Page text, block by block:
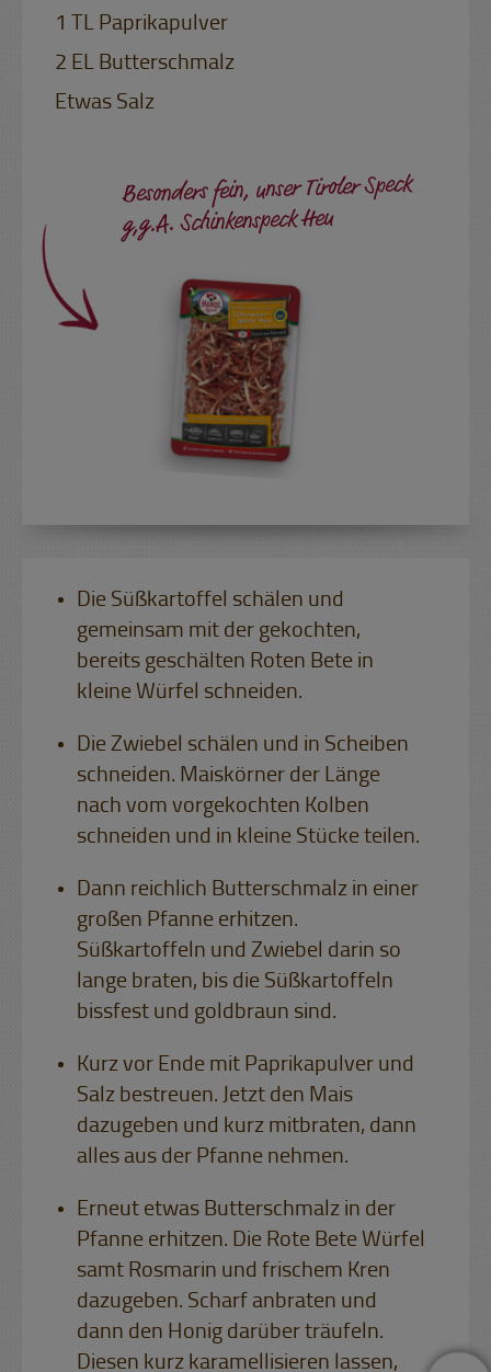
1 TL Paprikapulver
2 EL Butterschmalz
Etwas Salz
Besonders fein, unser Tiroler Speck
g,g.A. Schinkenspeck Heu
Die Süßkartoffel schälen und
gemeinsam mit der gekochten,
bereits geschälten Roten Bete in
kleine Würfel schneiden.
Die Zwiebel schälen und in Scheiben
schneiden. Maiskörner der Länge
nach vom vorgekochten Kolben
schneiden und in kleine Stücke teilen.
Dann reichlich Butterschmalz in einer
großen Pfanne erhitzen.
Süßkartoffeln und Zwiebel darin so
lange braten, bis die Süßkartoffeln
bissfest und goldbraun sind.
Kurz vor Ende mit Paprikapulver und
Salz bestreuen. Jetzt den Mais
dazugeben und kurz mitbraten, dann
alles aus der Pfanne nehmen.
Erneut etwas Butterschmalz in der
Pfanne erhitzen. Die Rote Bete Würfel
samt Rosmarin und frischem Kren
dazugeben. Scharf anbraten und
dann den Honig darüber träufeln.
Diesen kurz karamellisieren lassen,